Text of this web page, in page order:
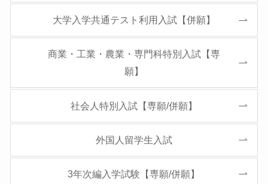
大学入学共通テスト利用入試【併願】
商業・工業・農業・専門科特別入試【専
願】
社会人特別入試【専願/併願】
外国人留学生入試
3年次編入学試験【専願/併願】